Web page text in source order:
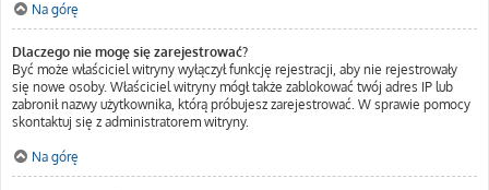
Na górę
Dlaczego nie mogę się zarejestrować?
Być może właściciel witryny wyłączył funkcję rejestracji, aby nie rejestrowały
się nowe osoby. Właściciel witryny mógł także zablokować twój adres IP lub
zabronił nazwy użytkownika, którą próbujesz zarejestrować. W sprawie pomocy
skontaktuj się z administratorem witryny.
Na górę